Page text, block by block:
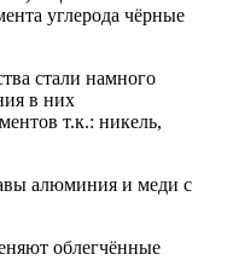
углерода чёрные
стали намного
в них
т.к.: никель,
алюминия и меди с
облегчённые